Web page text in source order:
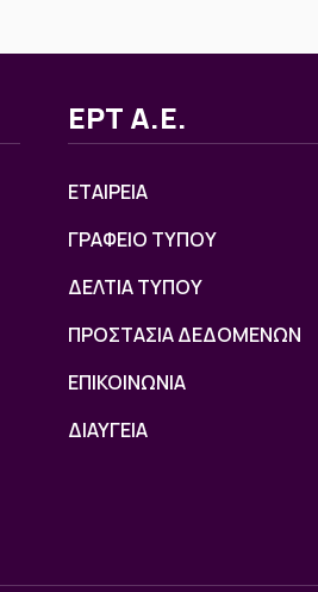
ΕΡΤ Α.Ε.
ΕΤΑΙΡΕΙΑ
ΓΡΑΦΕΙΟ ΤΥΠΟΥ
ΔΕΛΤΙΑ ΤΥΠΟΥ
ΠΡΟΣΤΑΣΙΑ ΔΕΔΟΜΕΝΩΝ
ΕΠΙΚΟΙΝΩΝΙΑ
ΔΙΑΥΓΕΙΑ